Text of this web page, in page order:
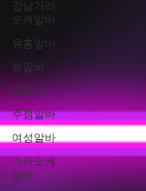
강남가라
오케알바
유흥알바
밤알바
룸알바
주점알바
여성알바
가라오케
알바